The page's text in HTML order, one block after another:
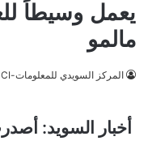
يعمل وسيطاً
مالمو
المركز السويدي للمعلومات-SCI
أخبار السويد: